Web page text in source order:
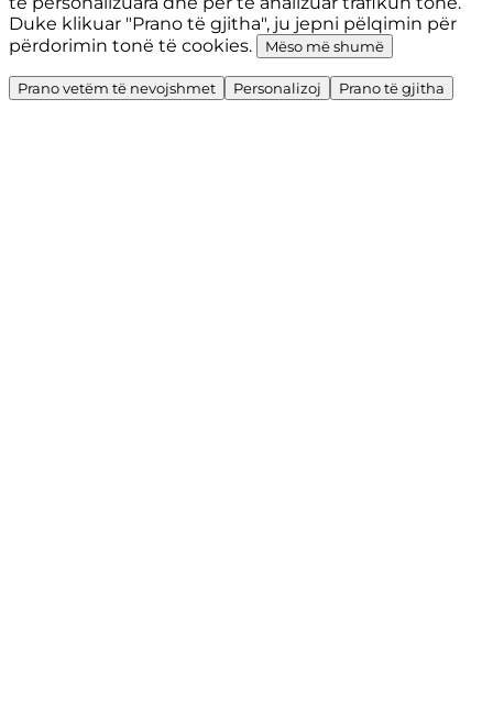
Duke klikuar "Prano të gjitha", ju jepni pëlqimin për
përdorimin tonë të cookies.
Mëso më shumë
Prano vetëm të nevojshmet Personalizoj Prano të gjitha